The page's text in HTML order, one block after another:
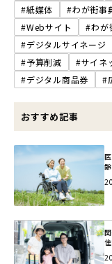
#紙媒体
#わが街事
#Webサイト
#わが
#デジタルサイネージ
#予算削減
#サイネ
#デジタル商品券
#
おすすめ記事